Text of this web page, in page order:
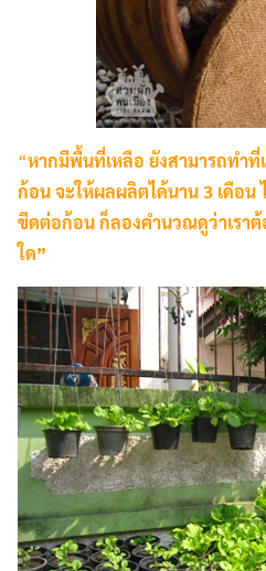
“หากมีพื้นที่เหลือ ยังสามารถทำที่
ก้อน จะให้ผลผลิตได้นาน 3 เดือ
ขีดต่อก้อน ก็ลองคำนวณดูว่าเราต้
ใด”